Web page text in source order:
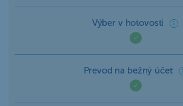
Výber v hotovosti
Prevod na bežný účet